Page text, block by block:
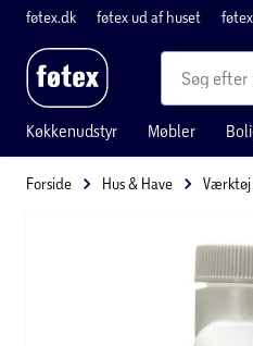
føtex.dk føtex ud af huset
Køkkenudstyr Møbler
Forside Hus & Have